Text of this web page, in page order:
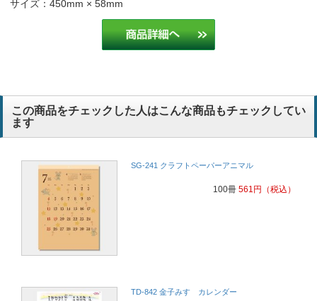
サイズ：450mm × 58mm
この商品をチェックした人はこんな商品もチェックしてい
ます
SG-241 クラフトペーパーアニマル
100冊 561 円 （税込）
TD-842 金子みすゞカレンダー